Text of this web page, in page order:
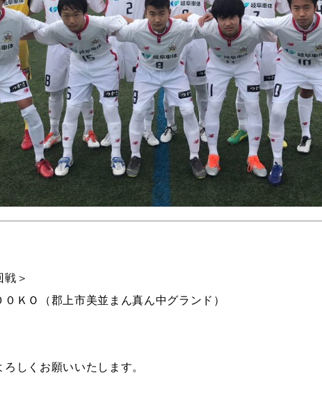
戦＞
ＫＯ（郡上市美並まん真ん中グランド）
しくお願いいたします。